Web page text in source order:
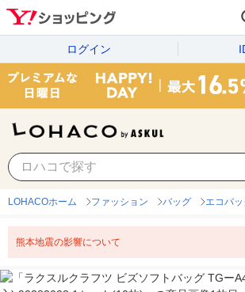
ログイン
LOHACOホーム ファッション バッグ エコバ
熊本地震の影響について